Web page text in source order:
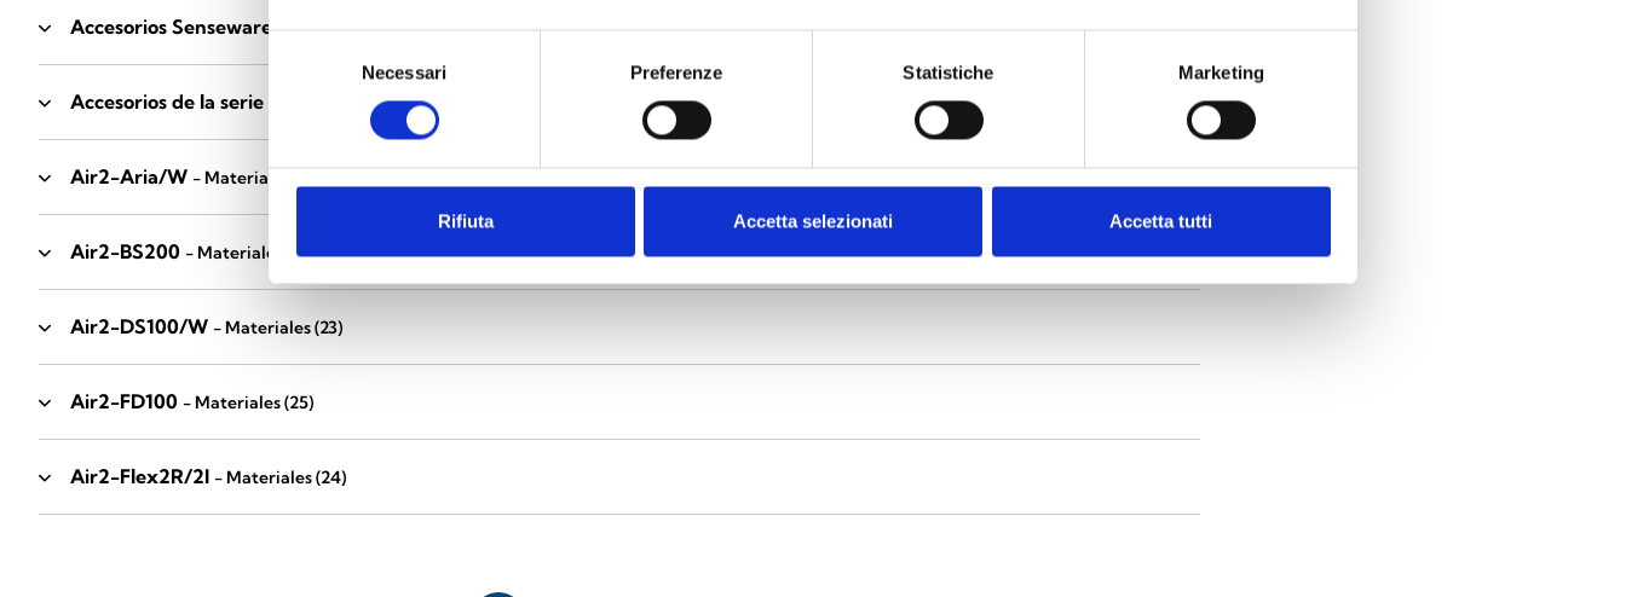
Necessari Preferenze Statistiche Marketing
Rifiuta Accetta selezionati Accetta tutti
Accesorios Senseware - Materiales(2)
Accesorios de la serie Industrial - Materiales
Air2-Aria/W - Materiales
Air2-BS200 - Materiales (34)
Air2-DS100/W - Materiales(23)
Air2-FD100 - Materiales(25)
Air2-Flex2R/2I - Materiales(24)